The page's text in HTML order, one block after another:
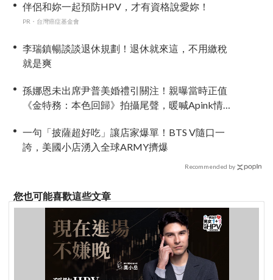
伴侶和妳一起預防HPV，才有資格說愛妳！
PR・台灣癌症基金會
李瑞鎮暢談談退休規劃！退休就來這，不用繳稅
就是爽
孫娜恩未出席尹普美婚禮引關注！親曝當時正值
《金特務：本色回歸》拍攝尾聲，暖喊Apink情誼
一句「披薩超好吃」讓店家爆單！BTS V隨口一
誇，美國小店湧入全球ARMY擠爆
Recommended by
您也可能喜歡這些文章